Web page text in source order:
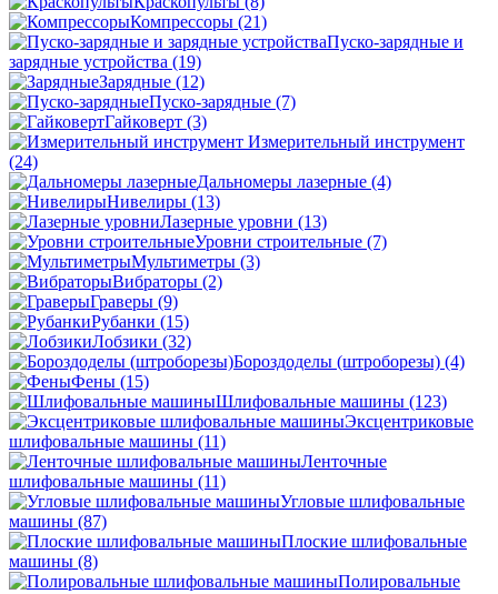
Компрессоры (21)
Пуско-зарядные и
зарядные устройства (19)
Зарядные (12)
Пуско-зарядные (7)
Гайковерт (3)
Измерительный инструмент
(24)
Дальномеры лазерные (4)
Нивелиры (13)
Лазерные уровни (13)
Уровни строительные (7)
Мультиметры (3)
Вибраторы (2)
Граверы (9)
Рубанки (15)
Лобзики (32)
Бороздоделы (штроборезы) (4)
Фены (15)
Шлифовальные машины (123)
Эксцентриковые
шлифовальные машины (11)
Ленточные
шлифовальные машины (11)
Угловые шлифовальные
машины (87)
Плоские шлифовальные
машины (8)
Полировальные